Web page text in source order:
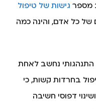
מספר גישות של טיפול
כל אדם, והינה כמה
התנהגותי נחשב לאחת
בחרדות קשות, כי
דפוסי חשיבה